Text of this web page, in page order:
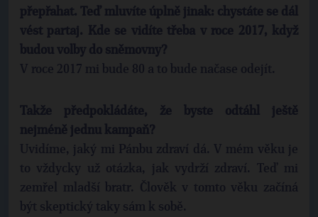
přepřahat. Teď mluvíte úplně jinak: chystáte se dál
vést partaj. Kde se vidíte třeba v roce 2017, když
budou volby do sněmovny?
V roce 2017 mi bude 80 a to bude načase odejít.
Takže předpokládáte, že byste odtáhl ještě
nejméně jednu kampaň?
Uvidíme, jaký mi Pánbu zdraví dá. V mém věku je
to vždycky už otázka, jak vydrží zdraví. Teď mi
zemřel mladší bratr. Člověk v tomto věku začíná
být skeptický taky sám k sobě.